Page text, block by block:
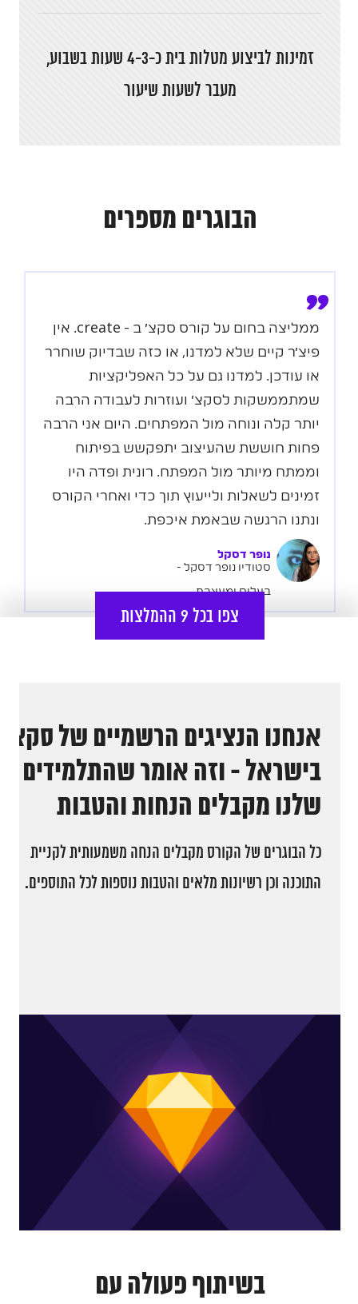
זמינות לביצוע מטלות בית כ-4-3 שעות בשבוע,
מעבר לשעות שיעור
הבוגרים מספרים
”
ממליצה בחום על קורס סקצ׳ ב - create. אין
פיצ׳ר קיים שלא למדנו, או כזה שבדיוק שוחרר
או עודכן. למדנו גם על כל האפליקציות
שמתממשקות לסקצ׳ ועוזרות לעבודה הרבה
יותר קלה ונוחה מול המפתחים. היום אני הרבה
פחות חוששת שהעיצוב יתפקשש בפיתוח
וממתח מיותר מול המפתח. רונית ופדה היו
זמינים לשאלות ולייעוץ תוך כדי ואחרי הקורס
ונתנו הרגשה שבאמת איכפת.
נופר דסקל
סטודיו נופר דסקל -
בעלים ומעצבת
צפו בכל 9 ההמלצות
אנחנו הנציגים הרשמיים של סקצ׳
בישראל - וזה אומר שהתלמידים
שלנו מקבלים הנחות והטבות
כל הבוגרים של הקורס מקבלים הנחה משמעותית לקניית
התוכנה וכן רשיונות מלאים והטבות נוספות לכל התוספים.
בשיתוף פעולה עם